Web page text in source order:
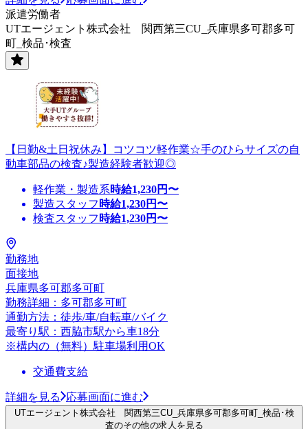
派遣労働者
UTエージェント株式会社 関西第三CU_兵庫県多可郡多可
町_検品･検査
【日勤&土日祝休み】コツコツ軽作業☆手のひらサイズの自
動車部品の検査♪製造経験者歓迎◎
軽作業・製造系時給1,230円〜
製造スタッフ 時給1,230円〜
検査スタッフ 時給1,230円〜
勤務地
面接地
兵庫県多可郡多可町
勤務詳細：多可郡多可町
通勤方法：徒歩/車/自転車/バイク
最寄り駅：西脇市駅から車18分
※構内の（無料）駐車場利用OK
交通費支給
詳細を見る 応募画面に進む
UTエージェント株式会社 関西第三CU_兵庫県多可郡多可町_検品･検
査のその他の求人を見る